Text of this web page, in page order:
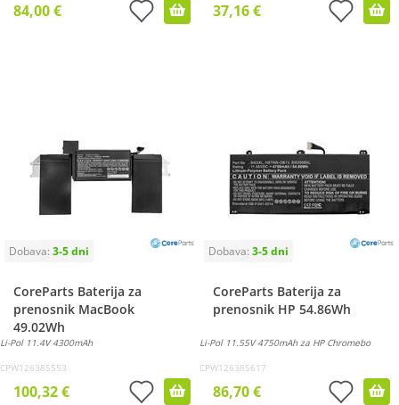
84,00 € 37,16 €
CoreParts Baterija za
prenosnik MacBook
49.02Wh
Li-Pol 11.4V 4300mAh
CPW126385553
100,32 €
CoreParts Baterija za
prenosnik HP 54.86Wh
Li-Pol 11.55V 4750mAh za HP Chromebo
CPW126385617
86,70 €